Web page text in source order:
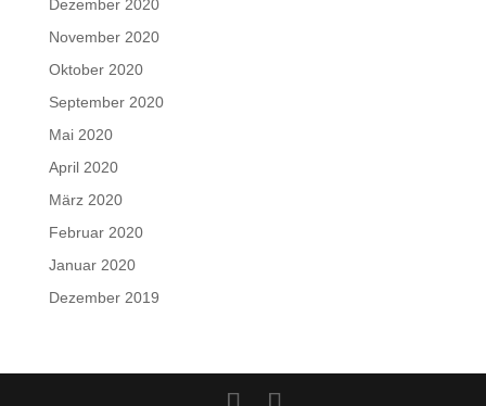
Dezember 2020
November 2020
Oktober 2020
September 2020
Mai 2020
April 2020
März 2020
Februar 2020
Januar 2020
Dezember 2019